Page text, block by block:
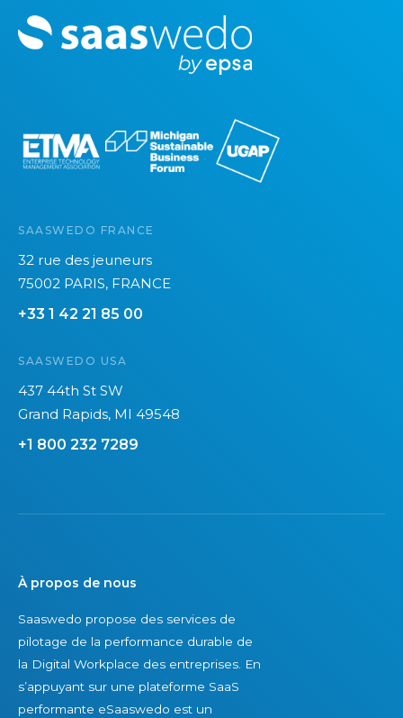
M
o
SAASWEDO FRANCE
32 rue des jeuneurs
75002 PARIS, FRANCE
+33 1 42 21 85 00
SAASWEDO USA
437 44th St SW
Grand Rapids, MI 49548
+1 800 232 7289
À propos de nous
Saaswedo propose des services de
pilotage de la performance durable de
la Digital Workplace des entreprises. En
s’appuyant sur une plateforme SaaS
performante eSaaswedo est un